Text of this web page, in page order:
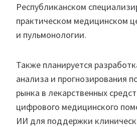
Республиканском
практическом медицинском
и пульмонологии.
Также планируется
анализа и прогнозирования
рынка в лекарственных
цифрового медицинского
ИИ для поддержки